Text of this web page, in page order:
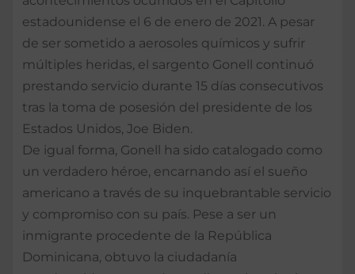
estadounidense el 6 de enero de 2021. A pesar
de ser sometido a aerosoles químicos y sufrir
múltiples heridas, el sargento Gonell continuó
prestando servicio durante 15 días consecutivos
tras la toma de posesión del presidente de los
Estados Unidos, Joe Biden.
De igual forma, Gonell ha sido catalogado como
un verdadero héroe, encarnando así el sueño
americano a través de su inquebrantable servicio
y compromiso con su país. Pese a ser un
inmigrante procedente de la República
Dominicana, obtuvo la ciudadanía